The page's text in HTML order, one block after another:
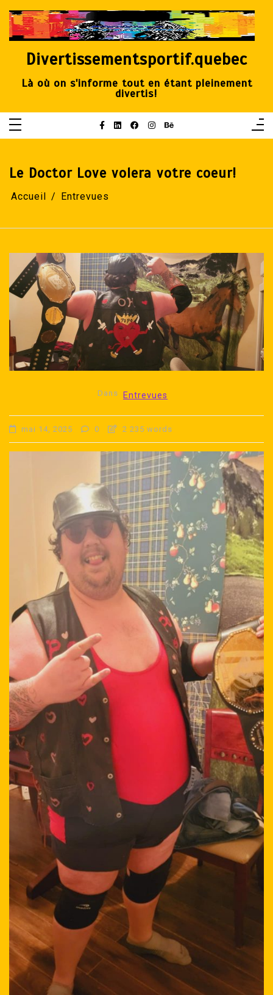
contenu
Divertissementsportif.quebec
Là où on s'informe tout en étant pleinement
divertis!
Le Doctor Love volera votre coeur!
Accueil Entrevues
Dans Entrevues
mai 14, 2025 0 2 235 words